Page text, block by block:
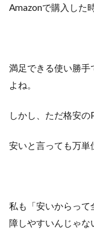
Amazonで購入した
満足できる使い勝手
よね。
しかし、ただ格安の
安いと言っても万単
私も「安いからって
障しやすいんじゃな